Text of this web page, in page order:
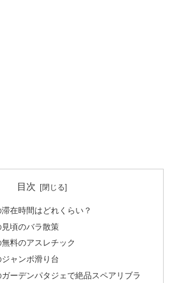
目次
在時間はどれくらい？
頃のバラ散策
料のアスレチック
ャンボ滑り台
ーデンパタジェで絶品スペアリブラ